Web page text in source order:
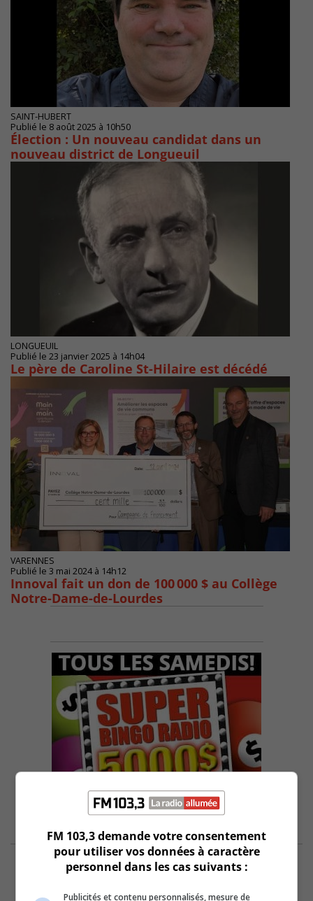
SAINT-HUBERT
Publié le 8 août 2025 à 10h50
Élection : Un nouveau candidat dans un
nouveau district de Longueuil
LONGUEUIL
Publié le 23 janvier 2025 à 14h04
Le père de Caroline St-Hilaire est décédé
VARENNES
Publié le 3 mai 2024 à 14h12
Innoval fait un don de 100 000 $ au Collège
Notre-Dame-de-Lourdes
FM 103,3 demande votre consentement
pour utiliser vos données à caractère
personnel dans les cas suivants :
Publicités et contenu personnalisés, mesure de